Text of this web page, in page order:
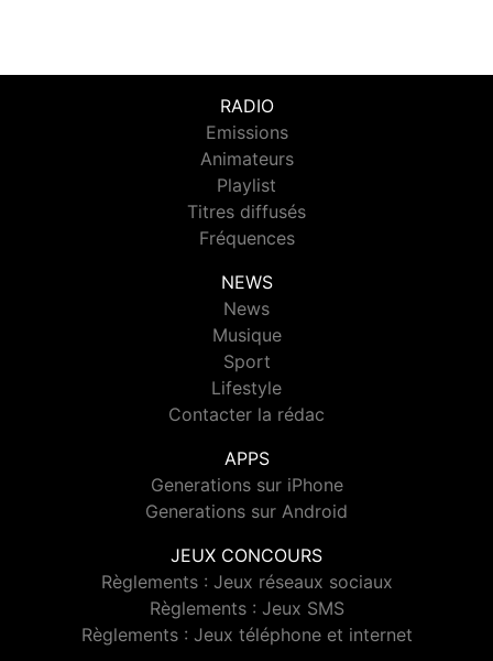
RADIO
Emissions
Animateurs
Playlist
Titres diffusés
Fréquences
NEWS
News
Musique
Sport
Lifestyle
Contacter la rédac
APPS
Generations sur iPhone
Generations sur Android
JEUX CONCOURS
Règlements : Jeux réseaux sociaux
Règlements : Jeux SMS
Règlements : Jeux téléphone et internet